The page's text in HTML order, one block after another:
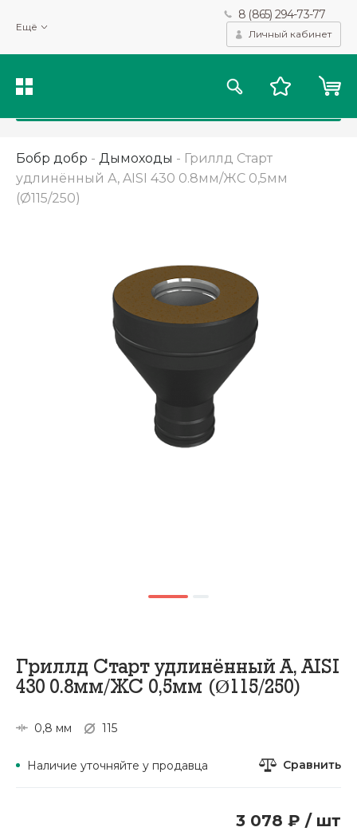
Ещё
8 (865) 294-73-77
Личный кабинет
Бобр добр - Дымоходы - Гриллд Старт
удлинённый А, AISI 430 0.8мм/ЖС 0,5мм
(Ø115/250)
Гриллд Старт удлинённый А, AISI
430 0.8мм/ЖС 0,5мм (Ø115/250)
0,8 мм 115
Наличие уточняйте у продавца Сравнить
3 078 ₽ / шт
Мы используем файлы cookie и другие подобные технологии
для получения данных с целью сбора статистики, повышения
качества рекомендаций и предоставления вам возможности
персонализированного просмотра.Подробнее